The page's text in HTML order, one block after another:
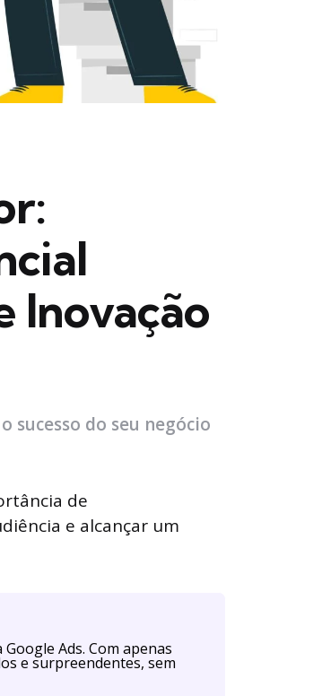
Inovação
sucesso do seu negócio
de
e alcançar um
Ads. Com apenas
e surpreendentes, sem